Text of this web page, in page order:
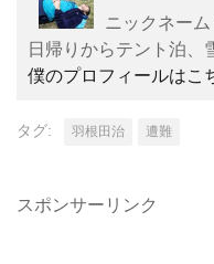
ニックネー
日帰りからテント泊、
僕のプロフィールはこ
タグ: 羽根田治 遭難
スポンサーリンク